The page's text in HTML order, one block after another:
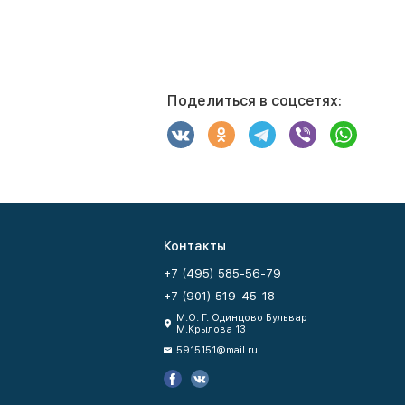
Поделиться в соцсетях:
Контакты
+7 (495) 585-56-79
+7 (901) 519-45-18
М.О. Г. Одинцово Бульвар
М.Крылова 13
5915151@mail.ru